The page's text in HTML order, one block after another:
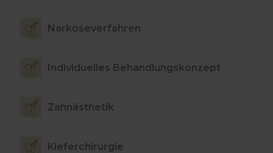
Narkoseverfahren
Individuelles Behandlungskonzept
Zahnästhetik
Kieferchirurgie